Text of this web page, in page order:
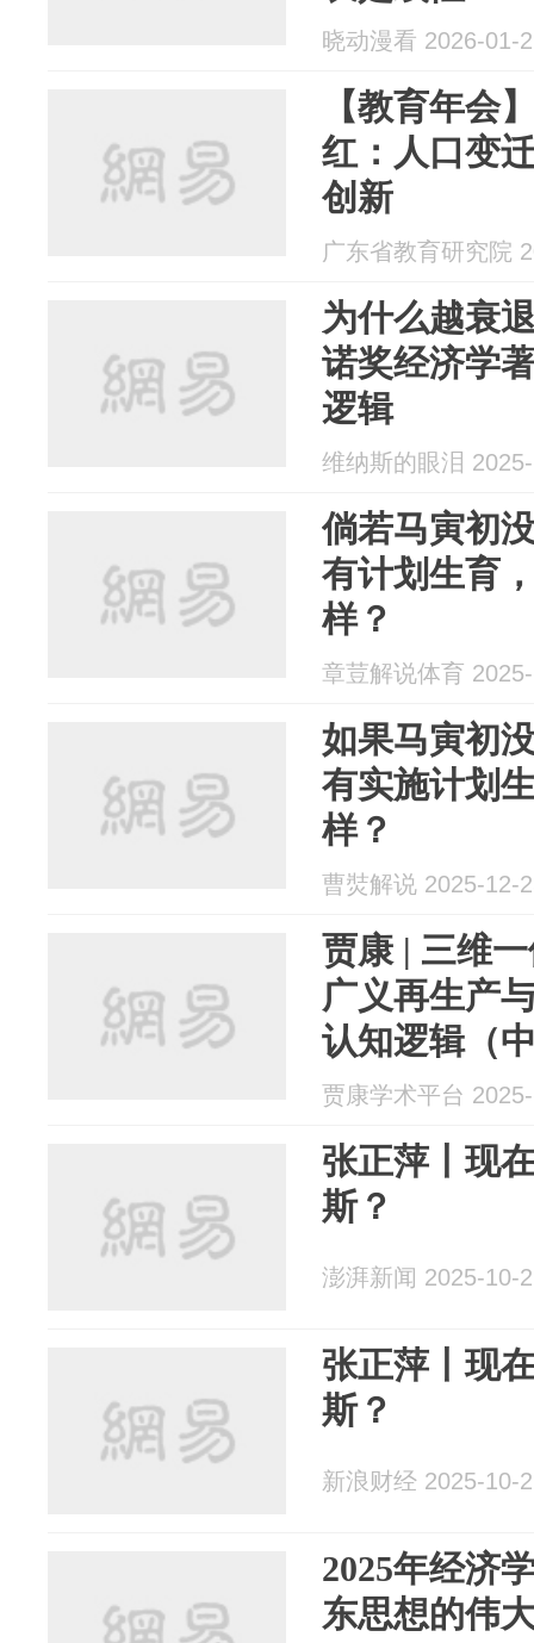
晓动漫看 2026-01-
【教育年会
红：人口变
创新
广东省教育研究院
为什么越衰
诺奖经济学
逻辑
维纳斯的眼泪
倘若马寅初
有计划生育
样？
章荳解说体育
如果马寅初
有实施计划
样？
曹焋解说 2025-12-
贾康 | 三维
广义再生产
认知逻辑（
贾康学术平台
张正萍丨现
斯？
澎湃新闻 2025-10-
张正萍丨现
斯？
新浪财经 2025-10-
2025年经济
东思想的伟